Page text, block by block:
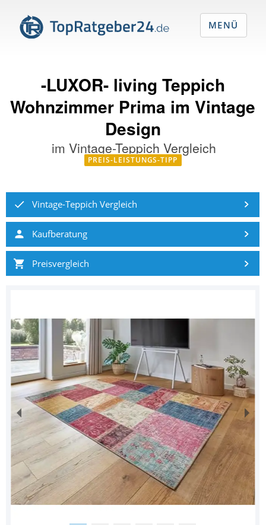
-LUXOR- living Teppich
Wohnzimmer Prima im Vintage
Design
imVintage-Teppich Vergleich
PREIS-LEISTUNGS-TIPP
Vintage-Teppich Vergleich
Kaufberatung
Preisvergleich
MENÜ